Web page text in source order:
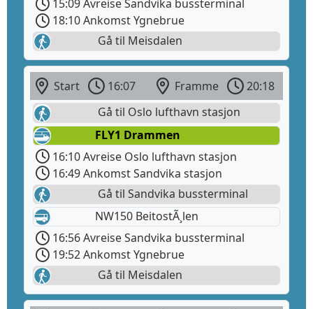
15:09 Avreise Sandvika bussterminal
18:10 Ankomst Ygnebrue
Gå til Meisdalen
Start 16:07 Framme
20:18
Gå til Oslo lufthavn stasjon
FLY1 Drammen
16:10 Avreise Oslo lufthavn stasjon
16:49 Ankomst Sandvika stasjon
Gå til Sandvika bussterminal
NW150 BeitostÃ¸len
16:56 Avreise Sandvika bussterminal
19:52 Ankomst Ygnebrue
Gå til Meisdalen